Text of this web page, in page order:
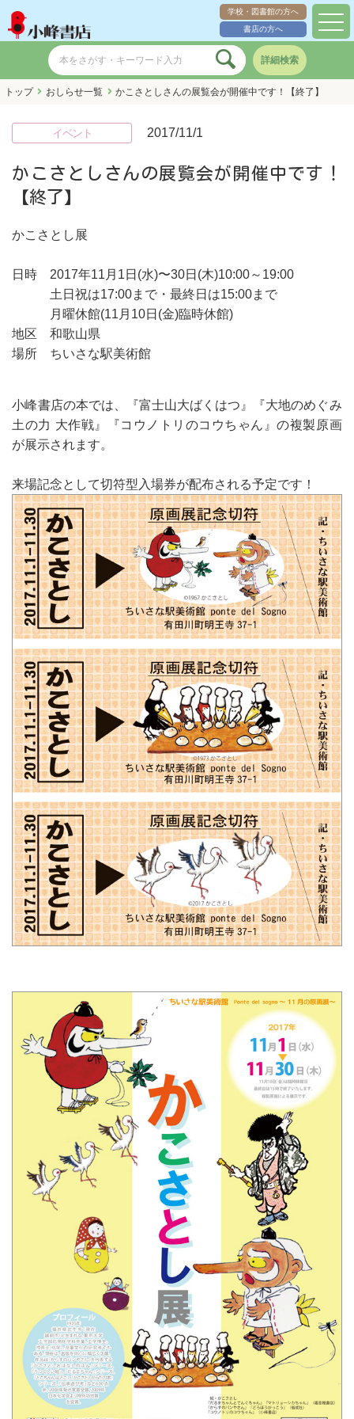
学校・図書館の方へ
書店の方へ
詳細検索
トップ おしらせ一覧 かこさとしさんの展覧会が開催中です！【終了】
イベント 2017/11/1
かこさとしさんの展覧会が開催中です！
【終了】
かこさとし展
日時 2017年11月1日(水)〜30日(木)10:00～19:00
土日祝は17:00まで・最終日は15:00まで
月曜休館(11月10日(金)臨時休館)
地区 和歌山県
場所 ちいさな駅美術館
小峰書店の本では、『富士山大ばくはつ』『大地のめぐみ
土の力 大作戦』『コウノトリのコウちゃん』の複製原画
が展示されます。
来場記念として切符型入場券が配布される予定です！